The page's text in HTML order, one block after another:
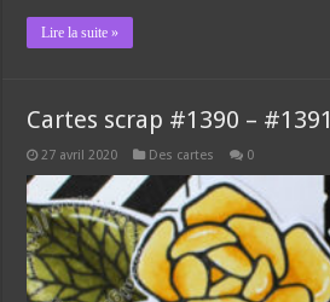
Lire la suite »
Cartes scrap #1390 – #1391
27 avril 2020 Des cartes 0